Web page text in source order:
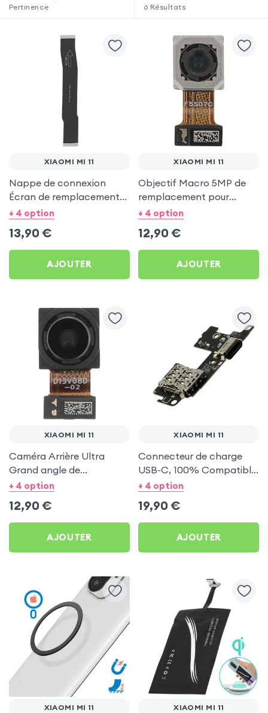
Pertinence 6 Résultats
XIAOMI MI 11
Nappe de connexion
Écran de remplacement
pour Xiaomi Mi 11
+ 4 option
13,90 €
AJOUTER
XIAOMI MI 11
Objectif Macro 5MP de
remplacement pour
Xiaomi Mi 11
+ 4 option
12,90 €
AJOUTER
XIAOMI MI 11
Caméra Arrière Ultra
Grand angle de
remplacement pour
+ 4 option
12,90 €
AJOUTER
XIAOMI MI 11
Connecteur de charge
USB-C, 100% Compatible
pour Xiaomi Mi 11
+ 4 option
19,90 €
AJOUTER
XIAOMI MI 11 XIAOMI MI 11